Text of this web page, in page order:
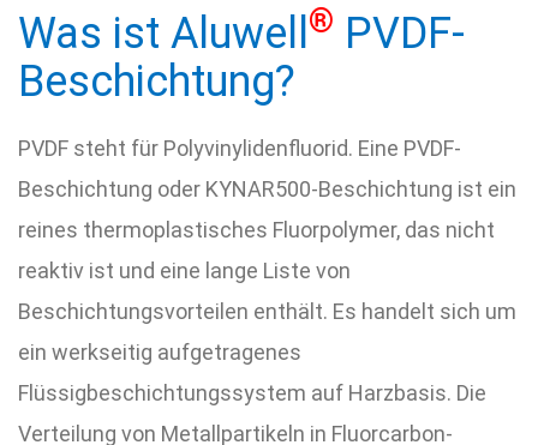
Was ist Aluwell® PVDF-
Beschichtung?
PVDF steht für Polyvinylidenfluorid. Eine PVDF-
Beschichtung oder KYNAR500-Beschichtung ist ein
reines thermoplastisches Fluorpolymer, das nicht
reaktiv ist und eine lange Liste von
Beschichtungsvorteilen enthält. Es handelt sich um
ein werkseitig aufgetragenes
Flüssigbeschichtungssystem auf Harzbasis. Die
Verteilung von Metallpartikeln in Fluorcarbon-